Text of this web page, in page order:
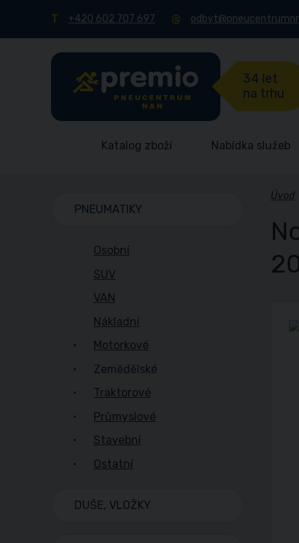
+420 602 707 697
34 let
na trhu
Katalog zboží Nabídka služeb
Úvod
PNEUMATIKY
Osobní
SUV
VAN
Nákladní
Motorkové
Zemědělské
Traktorové
Průmyslové
Stavební
Ostatní
DUŠE, VLOŽKY